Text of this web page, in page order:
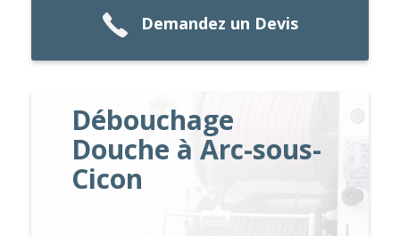
Demandez un Devis
Débouchage
Douche à Arc-sous-
Cicon